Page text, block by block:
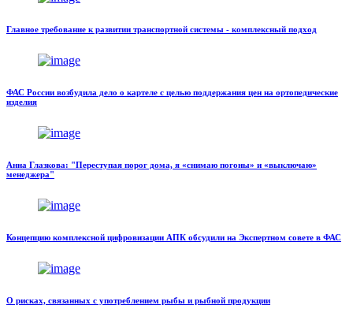
Главное требование к развитии транспортной системы - комплексный подход
ФАС России возбудила дело о картеле с целью поддержания цен на ортопедические
изделия
Анна Глазкова: "Переступая порог дома, я «снимаю погоны» и «выключаю»
менеджера"
Концепцию комплексной цифровизации АПК обсудили на Экспертном совете в ФАС
О рисках, связанных с употреблением рыбы и рыбной продукции